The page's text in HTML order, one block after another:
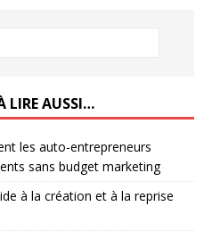
LIRE AUSSI…
les auto-entrepreneurs
sans budget marketing
à la création et à la reprise